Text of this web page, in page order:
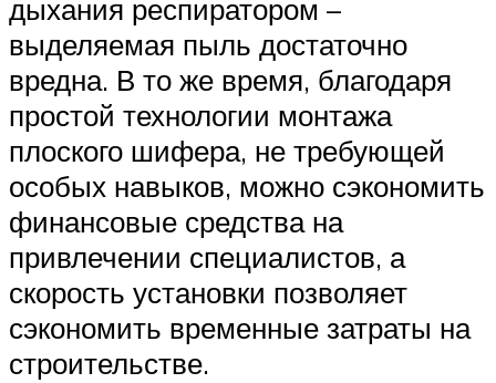
дыхания респиратором –
выделяемая пыль достаточно
вредна. В то же время, благодаря
простой технологии монтажа
плоского шифера, не требующей
особых навыков, можно сэкономить
финансовые средства на
привлечении специалистов, а
скорость установки позволяет
сэкономить временные затраты на
строительстве.